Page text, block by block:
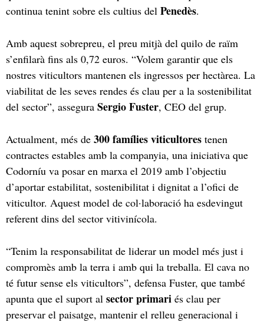
continua tenint sobre els cultius del Penedès.
Amb aquest sobrepreu, el preu mitjà del quilo de raïm
s’enfilarà fins als 0,72 euros. “Volem garantir que els
nostres viticultors mantenen els ingressos per hectàrea. La
viabilitat de les seves rendes és clau per a la sostenibilitat
del sector”, assegura Sergio Fuster, CEO del grup.
Actualment, més de 300 famílies viticultores tenen
contractes estables amb la companyia, una iniciativa que
Codorníu va posar en marxa el 2019 amb l’objectiu
d’aportar estabilitat, sostenibilitat i dignitat a l’ofici de
viticultor. Aquest model de col·laboració ha esdevingut
referent dins del sector vitivinícola.
“Tenim la responsabilitat de liderar un model més just i
compromès amb la terra i amb qui la treballa. El cava no
té futur sense els viticultors”, defensa Fuster, que també
apunta que el suport al sector primari és clau per
preservar el paisatge, mantenir el relleu generacional i